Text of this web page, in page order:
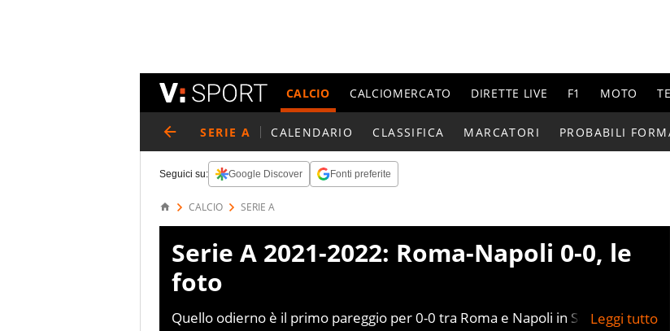
CALCIO CALCIOMERCATO DIRETTE LIVE F1 MOTO
SERIE A CALENDARIO CLASSIFICA MARCATORI PROBABILI
Seguici su: Google Discover Fonti preferite
CALCIO SERIE A
Serie A 2021-2022: Roma-Napoli 0-0, le
foto
Quello odierno è il primo pareggio per 0-0 tra Roma e Napoli in Serie A in